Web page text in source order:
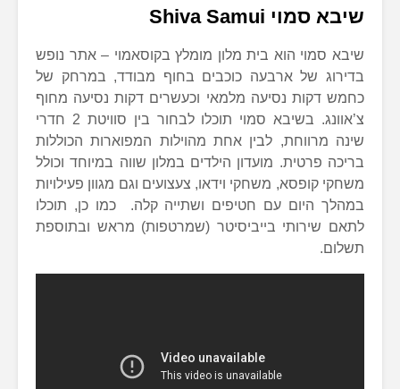
שיבא סמוי Shiva Samui
שיבא סמוי הוא בית מלון מומלץ בקוסאמוי – אתר נופש
בדירוג של ארבעה כוכבים בחוף מבודד, במרחק של
כחמש דקות נסיעה מלמאי וכעשרים דקות נסיעה מחוף
צ’אוונג. בשיבא סמוי תוכלו לבחור בין סוויטת 2 חדרי
שינה מרווחת, לבין אחת מהוילות המפוארות הכוללות
בריכה פרטית. מועדון הילדים במלון שווה במיוחד וכולל
משחקי קופסא, משחקי וידאו, צעצועים וגם מגוון פעילויות
במהלך היום עם חטיפים ושתייה קלה. כמו כן, תוכלו
לתאם שירותי בייביסיטר (שמרטפות) מראש ובתוספת
תשלום.